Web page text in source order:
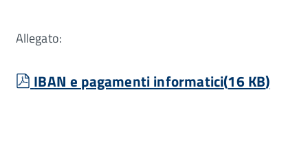
Allegato:
pdf
IBAN e pagamenti informatici(16 KB)